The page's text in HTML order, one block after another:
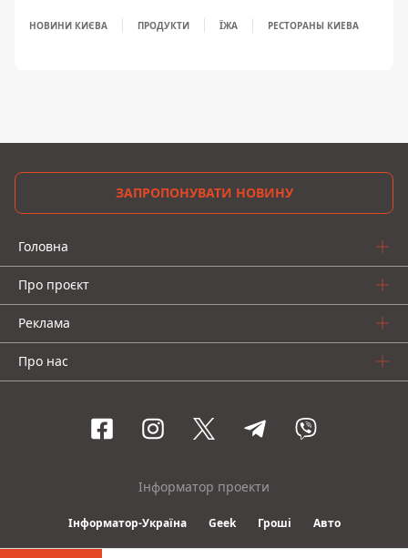
НОВИНИ КИЄВА ПРОДУКТИ ЇЖА РЕСТОРАНЫ КИЕВА
ЗАПРОПОНУВАТИ НОВИНУ
Головна
Про проєкт
Реклама
Про нас
Інформатор проекти
Інформатор-Україна Geek Гроші Авто